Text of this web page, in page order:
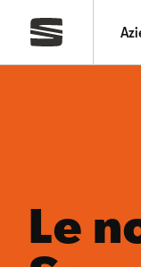
Le